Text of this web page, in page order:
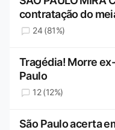
contratação do
24 (81%)
Tragédia! Morre
Paulo
12 (12%)
São Paulo acerta